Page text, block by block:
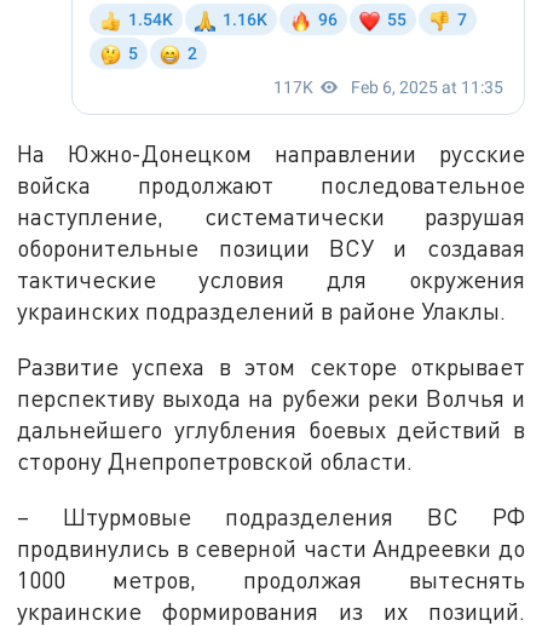
На Южно-Донецком направлении русские
войска продолжают последовательное
наступление, систематически разрушая
оборонительные позиции ВСУ и создавая
тактические условия для окружения
украинских подразделений в районе Улаклы.
Развитие успеха в этом секторе открывает
перспективу выхода на рубежи реки Волчья и
дальнейшего углубления боевых действий в
сторону Днепропетровской области.
– Штурмовые подразделения ВС РФ
продвинулись в северной части Андреевки до
1000 метров, продолжая вытеснять
украинские формирования из их позиций.